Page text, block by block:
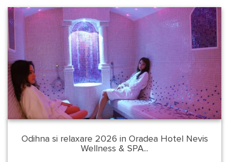
Odihna si relaxare 2026 in Oradea Hotel Nevis
Wellness & SPA...